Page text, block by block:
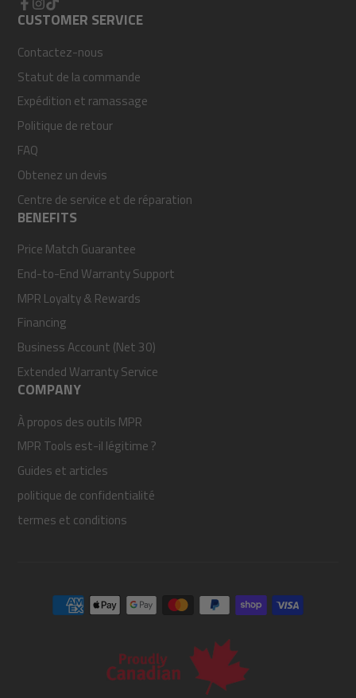
Facebook
Instagram
TikTok
CUSTOMER SERVICE
Contactez-nous
Statut de la commande
Expédition et ramassage
Politique de retour
FAQ
Obtenez un devis
Centre de service et de réparation
BENEFITS
Price Match Guarantee
End-to-End Warranty Support
MPR Loyalty & Rewards
Financing
Business Account (Net 30)
Extended Warranty Service
COMPANY
À propos des outils MPR
MPR Tools est-il légitime ?
Guides et articles
politique de confidentialité
termes et conditions